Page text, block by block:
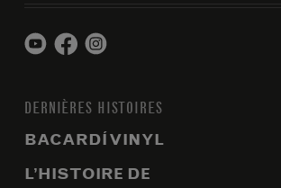
DERNIÈRES HISTOIRES
BACARDÍ VINYL
L’HISTOIRE DE